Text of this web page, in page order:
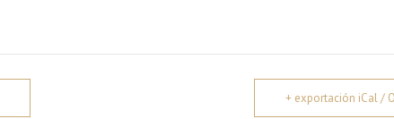
+ exportación iCal /